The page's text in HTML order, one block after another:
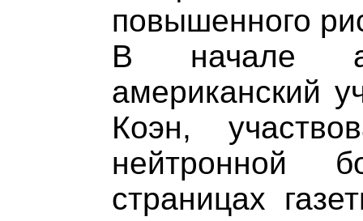
повышенного
В начале
американский
Коэн,
страницах